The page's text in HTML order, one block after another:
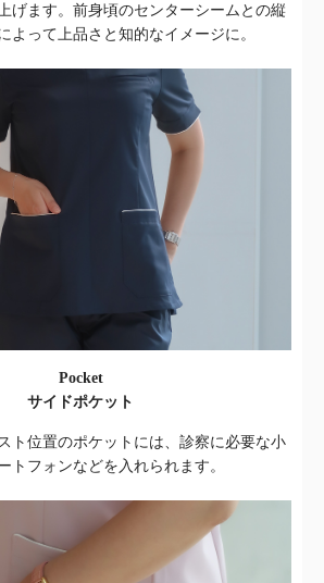
げます。前身頃のセンターシームとの縦
よって上品さと知的なイメージに。
Pocket
サイドポケット
ト位置のポケットには、診察に必要な小
トフォンなどを入れられます。